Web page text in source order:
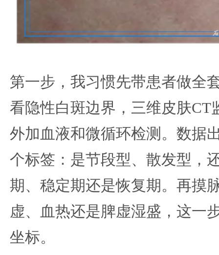
第一步，我习惯先带患者做全
看隐性白斑边界，三维皮肤CT
外加血液和微循环检测。数据
个标签：是节段型、散发型，
期、稳定期还是恢复期。再摸
虚、血热还是脾虚湿盛，这一
坐标。